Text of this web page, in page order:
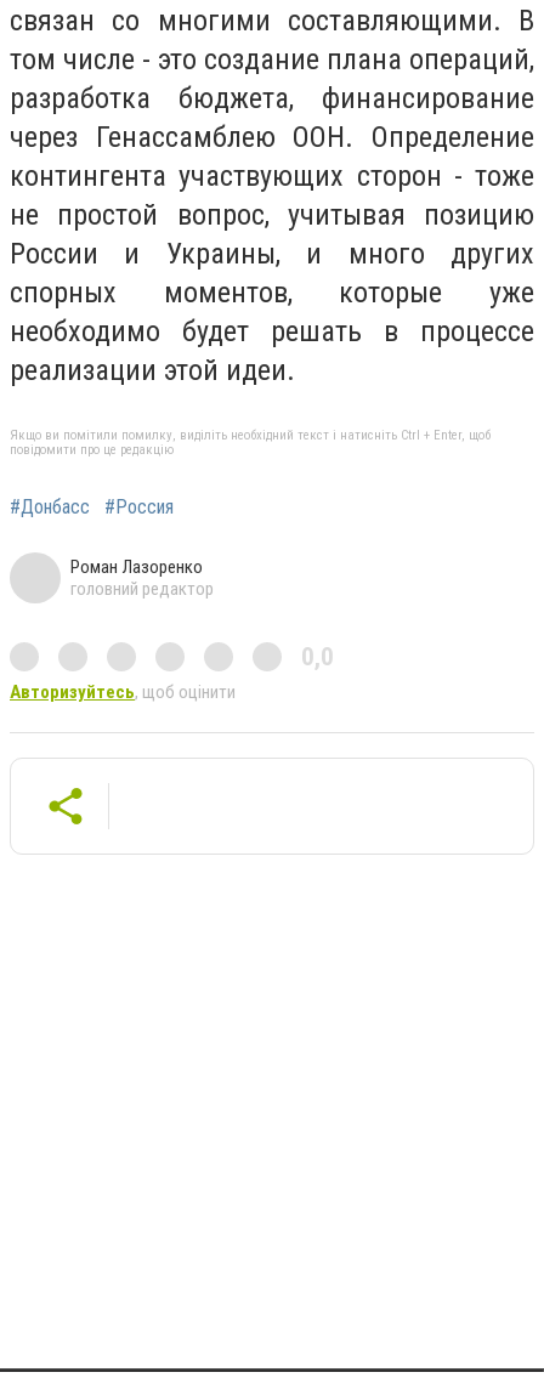
связан со многими составляющими. В
том числе - это создание плана операций,
разработка бюджета, финансирование
через Генассамблею ООН. Определение
контингента участвующих сторон - тоже
не простой вопрос, учитывая позицию
России и Украины, и много других
спорных моментов, которые уже
необходимо будет решать в процессе
реализации этой идеи.
Якщо ви помітили помилку, виділіть необхідний текст і натисніть Ctrl + Enter, щоб
повідомити про це редакцію
#Донбасс #Россия
Роман Лазоренко
головний редактор
0,0
Авторизуйтесь, щоб оцінити